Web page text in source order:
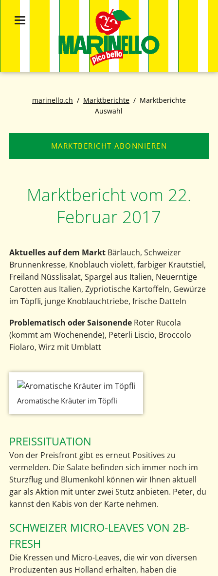
marinello.ch Marktberichte
Marktberichte
Auswahl
MARKTBERICHT ABONNIEREN
Marktbericht vom 22.
Februar 2017
Aktuelles auf dem MarktBärlauch, Schweizer
Brunnenkresse, Knoblauch violett, farbiger Krautstiel,
Freiland Nüsslisalat, Spargel aus Italien, Neuerntige
Carotten aus Italien, Zypriotische Kartoffeln, Gewürze
im Töpfli, junge Knoblauchtriebe, frische Datteln
Problematisch oder SaisonendeRoter Rucola
(kommt am Wochenende), Peterli Liscio, Broccolo
Fiolaro, Wirz mit Umblatt
Aromatische Kräuter im Töpfli
PREISSITUATION
Von der Preisfront gibt es erneut Positives zu
vermelden. Die Salate befinden sich immer noch im
Sturzflug und Blumenkohl können wir Ihnen aktuell
gar als Aktion mit unter zwei Stutz anbieten. Peter, du
kannst den Kabis von der Karte nehmen.
SCHWEIZER MICRO-LEAVES VON 2B-
FRESH
Die Kressen und Micro-Leaves, die wir von diversen
Produzenten aus Holland erhalten, haben die